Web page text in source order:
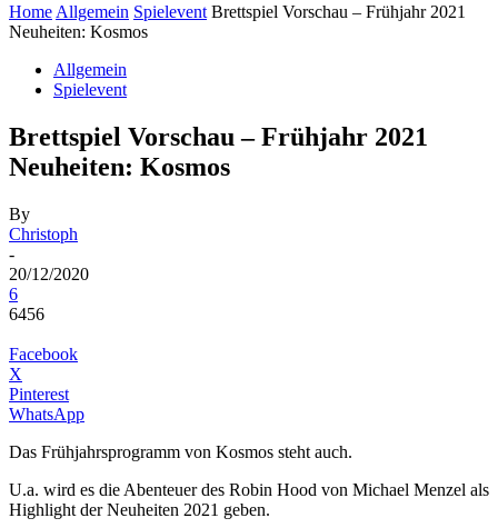
Home Allgemein Spielevent Brettspiel Vorschau – Frühjahr 2021
Neuheiten: Kosmos
Allgemein
Spielevent
Brettspiel Vorschau – Frühjahr 2021
Neuheiten: Kosmos
By
Christoph
-
20/12/2020
6
6456
Facebook
X
Pinterest
WhatsApp
Das Frühjahrsprogramm von Kosmos steht auch.
U.a. wird es die Abenteuer des Robin Hood von Michael Menzel als
Highlight der Neuheiten 2021 geben.